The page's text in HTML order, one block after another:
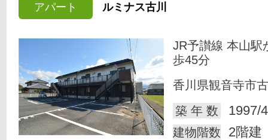
アパート ルミナス古川
JR予讃線 本山駅
歩45分
香川県観音寺市
築 年 数
1997/
建物階数 2階建